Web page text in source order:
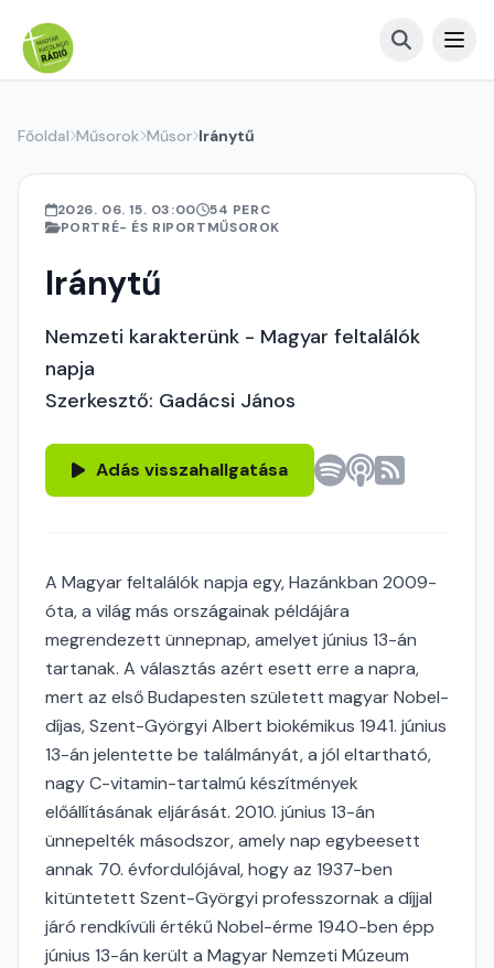
Főoldal Műsorok Műsor Iránytű
2026. 06. 15. 03:00
54 PERC
PORTRÉ- ÉS RIPORTMŰSOROK
Iránytű
Nemzeti karakterünk - Magyar feltalálók
napja
Szerkesztő: Gadácsi János
Adás visszahallgatása
A Magyar feltalálók napja egy, Hazánkban 2009-
óta, a világ más országainak példájára
megrendezett ünnepnap, amelyet június 13-án
tartanak. A választás azért esett erre a napra,
mert az első Budapesten született magyar Nobel-
díjas, Szent-Györgyi Albert biokémikus 1941. június
13-án jelentette be találmányát, a jól eltartható,
nagy C-vitamin-tartalmú készítmények
előállításának eljárását. 2010. június 13-án
ünnepelték másodszor, amely nap egybeesett
annak 70. évfordulójával, hogy az 1937-ben
kitüntetett Szent-Györgyi professzornak a díjjal
járó rendkívüli értékű Nobel-érme 1940-ben épp
június 13-án került a Magyar Nemzeti Múzeum